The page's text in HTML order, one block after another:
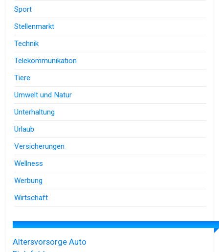
Sport
Stellenmarkt
Technik
Telekommunikation
Tiere
Umwelt und Natur
Unterhaltung
Urlaub
Versicherungen
Wellness
Werbung
Wirtschaft
Altersvorsorge Auto